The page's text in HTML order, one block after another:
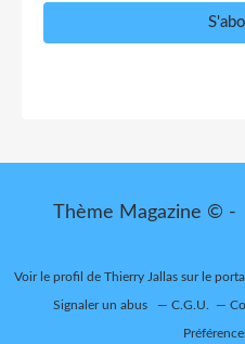
Thème Magazine © -
Voir le profil de Thierry Jallassur le
Signaler un abus C.G.U.